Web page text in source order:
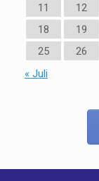
11
12
18
19
25
26
« Juli